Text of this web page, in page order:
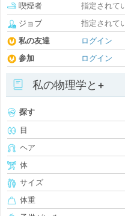
喫煙者
指定されて
ジョブ
指定されて
私の友達
ログイン
参加
ログイン
私の物理学と+
探す
目
ヘア
体
サイズ
体重